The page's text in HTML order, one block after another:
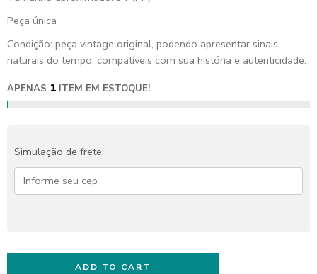
Peça única
Condição: peça vintage original, podendo apresentar sinais
naturais do tempo, compatíveis com sua história e autenticidade.
APENAS 1 ITEM EM ESTOQUE!
Simulação de frete
ADD TO CART